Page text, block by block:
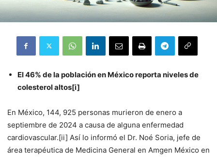
El 46% de la población en México reporta niveles de
colesterol altos[i]
En México, 144, 925 personas murieron de enero a
septiembre de 2024 a causa de alguna enfermedad
cardiovascular.[ii] Así lo informó el Dr. Noé Soria, jefe de
área terapéutica de Medicina General en Amgen México en